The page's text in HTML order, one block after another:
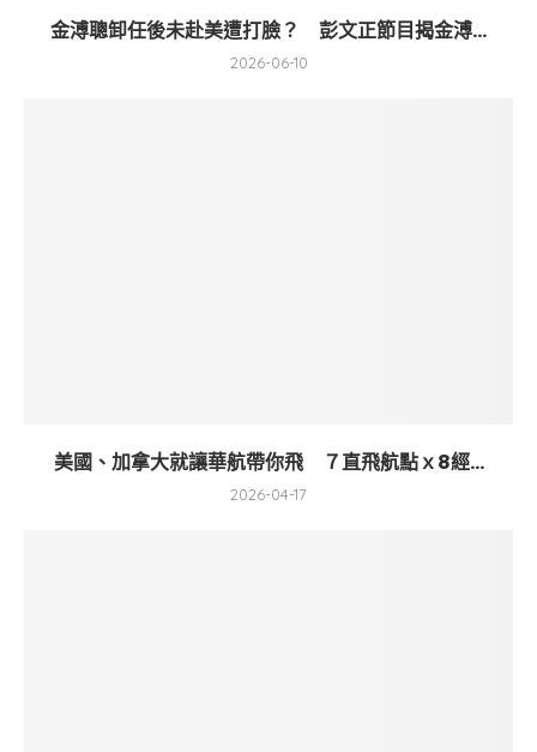
金溥聰卸任後未赴美遭打臉？ 彭文正節目揭金溥...
2026-06-10
美國、加拿大就讓華航帶你飛 ７直飛航點ｘ8經...
2026-04-17